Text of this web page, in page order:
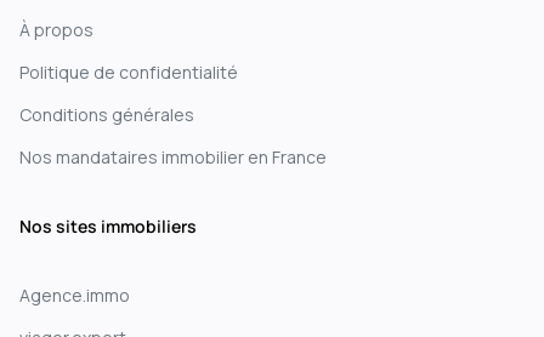
À propos
Politique de confidentialité
Conditions générales
Nos mandataires immobilier en France
Nos sites immobiliers
Agence.immo